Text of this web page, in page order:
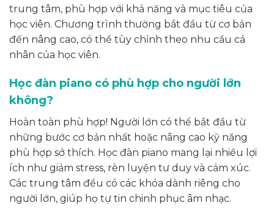
trung tâm, phù hợp với khả năng và mục tiêu của
học viên. Chương trình thường bắt đầu từ cơ bản
đến nâng cao, có thể tùy chỉnh theo nhu cầu cá
nhân của học viên.
Học đàn piano có phù hợp cho người lớn
không?
Hoàn toàn phù hợp! Người lớn có thể bắt đầu từ
những bước cơ bản nhất hoặc nâng cao kỹ năng
phù hợp sở thích. Học đàn piano mang lại nhiều lợi
ích như giảm stress, rèn luyện tư duy và cảm xúc.
Các trung tâm đều có các khóa dành riêng cho
người lớn, giúp họ tự tin chinh phục âm nhạc.